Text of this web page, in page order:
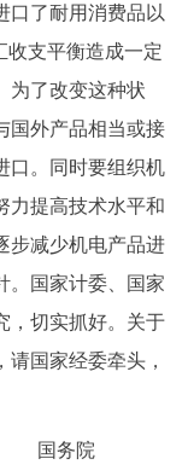
口了耐用消费品以
收支平衡造成一定
为了改变这种状
国外产品相当或接
口。同时要组织机
力提高技术水平和
步减少机电产品进
。国家计委、国家
，切实抓好。关于
国家经委牵头，
国务院